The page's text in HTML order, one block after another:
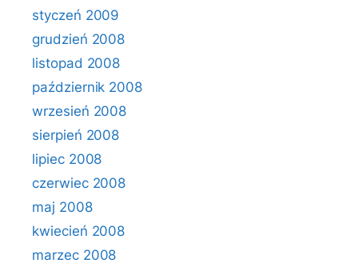
styczeń 2009
grudzień 2008
listopad 2008
październik 2008
wrzesień 2008
sierpień 2008
lipiec 2008
czerwiec 2008
maj 2008
kwiecień 2008
marzec 2008